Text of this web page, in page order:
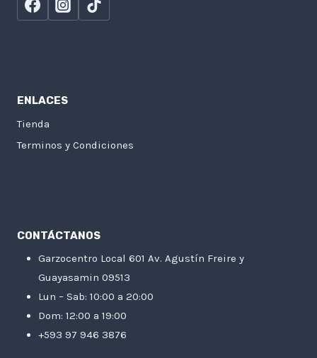
ENLACES
Tienda
Terminos y Condiciones
CONTÁCTANOS
Garzocentro Local 601 Av. Agustín Freire y
Guayasamin 09513
Lun – Sab: 10:00 a 20:00
Dom: 12:00 a 19:00
+593 97 946 3876